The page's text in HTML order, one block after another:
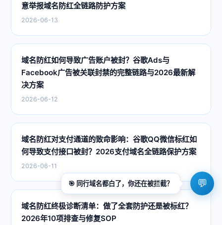
意举报域名防红全链路防护方案
2026-06-13
域名防红如何导致广告账户被封？谷歌Ads与
Facebook广告被关联封禁的完整链路与2026最新解
决方案
2026-06-12
域名防红对支付通道的致命影响：谷歌QQ微信标红如
何导致支付接口被封？2026支付域名全链路保护方案
2026-06-11
域名防红终极诊断清单：做了全套防护还是被标红？
2026年10项排查与修复SOP
🎯 同行域名都白了，你还在被拦截？ 💬